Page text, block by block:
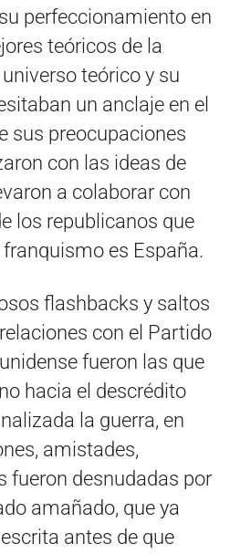
perfeccionamiento en
teóricos de la
teórico y su
un anclaje en el
sus preocupaciones
con las ideas de
a colaborar con
los republicanos que
es España.
flashbacks y saltos
con el Partido
fueron las que
hacia el descrédito
la guerra, en
amistades,
fueron desnudadas por
amañado, que ya
antes de que